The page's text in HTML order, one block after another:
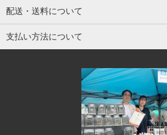
配送・送料について
支払い方法について